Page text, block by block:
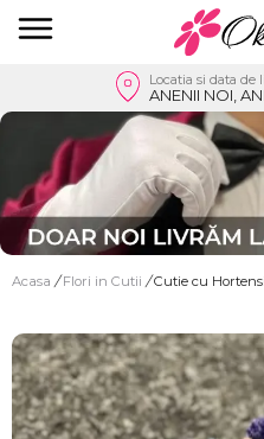
Locatia si data de
ANENII NOI,
Acasa / Flori in Cutii / Cutie cu